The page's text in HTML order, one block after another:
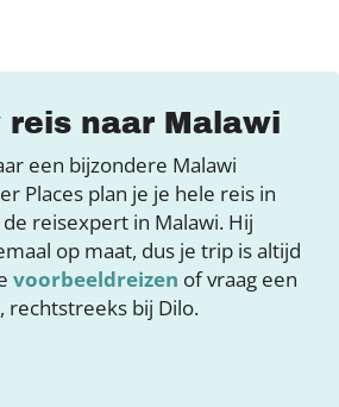
reis naar Malawi
een bijzondere Malawi
Places plan je je hele reis in
reisexpert in Malawi. Hij
op maat, dus je trip is altijd
voorbeeldreizen of vraag een
rechtstreeks bij Dilo.